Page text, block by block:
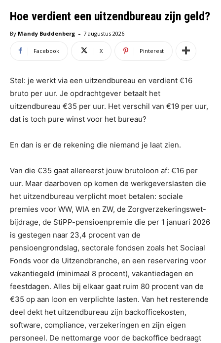
Hoe verdient een uitzendbureau zijn geld?
By Mandy Buddenberg - 7 augustus 2026
Facebook X Pinterest
Stel: je werkt via een uitzendbureau en verdient €16
bruto per uur. Je opdrachtgever betaalt het
uitzendbureau €35 per uur. Het verschil van €19 per uur,
dat is toch pure winst voor het bureau?
En dan is er de rekening die niemand je laat zien.
Van die €35 gaat allereerst jouw brutoloon af: €16 per
uur. Maar daarboven op komen de werkgeverslasten die
het uitzendbureau verplicht moet betalen: sociale
premies voor WW, WIA en ZW, de Zorgverzekeringswet-
bijdrage, de StiPP-pensioenpremie die per 1 januari 2026
is gestegen naar 23,4 procent van de
pensioengrondslag, sectorale fondsen zoals het Sociaal
Fonds voor de Uitzendbranche, en een reservering voor
vakantiegeld (minimaal 8 procent), vakantiedagen en
feestdagen. Alles bij elkaar gaat ruim 80 procent van de
€35 op aan loon en verplichte lasten. Van het resterende
deel dekt het uitzendbureau zijn backofficekosten,
software, compliance, verzekeringen en zijn eigen
personeel. De nettomarge voor de backoffice bedraagt